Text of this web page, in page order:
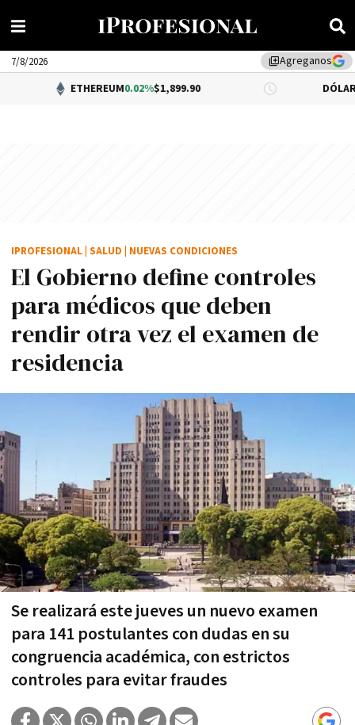
library_addAgreganos
7/8/2026
ETHEREUM0.02%$1,899.90 DÓLAR BNA
El Gobierno define controles
para médicos que deben
rendir otra vez el examen de
residencia
Se realizará este jueves un nuevo examen
para 141 postulantes con dudas en su
congruencia académica, con estrictos
controles para evitar fraudes
IPROFESIONAL SALUD NUEVAS CONDICIONES